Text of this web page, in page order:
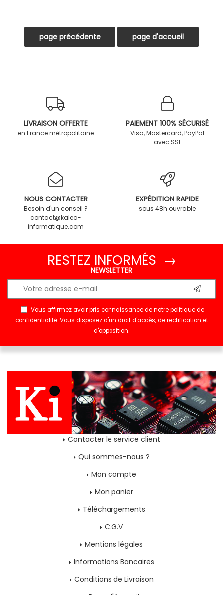
LIVRAISON OFFERTE
en France métropolitaine
PAIEMENT 100% SÉCURISÉ
Visa, Mastercard, PayPal
avec SSL
NOUS CONTACTER
Besoin d'un conseil ?
contact@kalea-
informatique.com
EXPÉDITION RAPIDE
sous 48h ouvrable
RESTEZ INFORMÉS →
NEWSLETTER
Vous affirmez avoir pris connaissance de notrepolitique de
confidentialité. Vous disposez d'un droit d'accès, de rectification et
d'opposition.
Contacter le service client
Qui sommes-nous ?
Mon compte
Mon panier
Téléchargements
C.G.V
Mentions légales
Informations Bancaires
Conditions de Livraison